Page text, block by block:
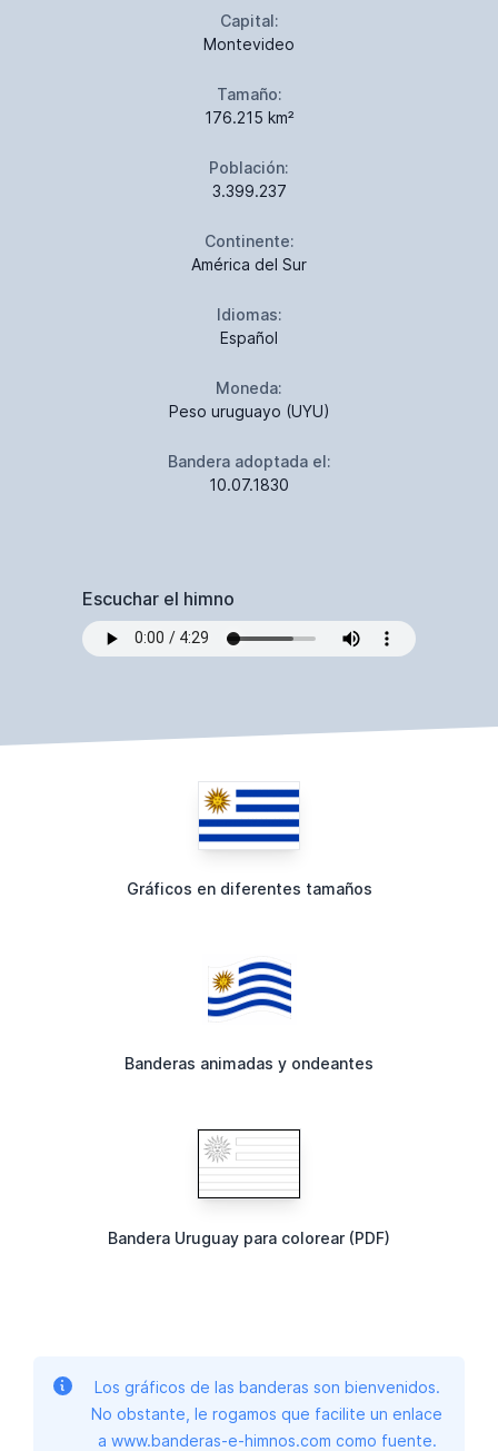
Capital:
Montevideo
Tamaño:
176.215 km²
Población:
3.399.237
Continente:
América del Sur
Idiomas:
Español
Moneda:
Peso uruguayo (UYU)
Bandera adoptada el:
10.07.1830
Escuchar el himno
Gráficos en diferentes tamaños
Banderas animadas y ondeantes
Bandera Uruguay para colorear (PDF)
Los gráficos de las banderas son bienvenidos.
No obstante, le rogamos que facilite un enlace
a www.banderas-e-himnos.com como fuente.